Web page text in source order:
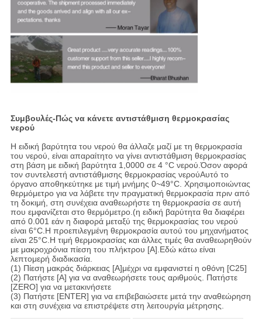
Συμβουλές-Πώς να κάνετε αντιστάθμιση θερμοκρασίας
νερού
Η ειδική βαρύτητα του νερού θα άλλαζε μαζί με τη θερμοκρασία
του νερού, είναι απαραίτητο να γίνει αντιστάθμιση θερμοκρασίας
στη βάση με ειδική βαρύτητα 1,0000 σε 4 °C νερού.Όσον αφορά
τον συντελεστή αντιστάθμισης θερμοκρασίας νερούΑυτό το
όργανο αποθηκεύτηκε με τιμή μνήμης 0~49°C. Χρησιμοποιώντας
θερμόμετρο για να λάβετε την πραγματική θερμοκρασία πριν από
τη δοκιμή, στη συνέχεια αναθεωρήστε τη θερμοκρασία σε αυτή
που εμφανίζεται στο θερμόμετρο.(η ειδική βαρύτητα θα διαφέρει
από 0.001 εάν η διαφορά μεταξύ της θερμοκρασίας του νερού
είναι 6°C.Η προεπιλεγμένη θερμοκρασία αυτού του μηχανήματος
είναι 25°C.Η τιμή θερμοκρασίας και άλλες τιμές θα αναθεωρηθούν
με μακροχρόνια πίεση του πλήκτρου [A].Εδώ κάτω είναι
λεπτομερή διαδικασία.
(1) Πίεση μακράς διάρκειας [A]μέχρι να εμφανιστεί η οθόνη [C25]
(2) Πατήστε [A] για να αναθεωρήσετε τους αριθμούς. Πατήστε
[ZERO] για να μετακινήσετε
(3) Πατήστε [ENTER] για να επιβεβαιώσετε μετά την αναθεώρηση
και στη συνέχεια να επιστρέψετε στη λειτουργία μέτρησης.